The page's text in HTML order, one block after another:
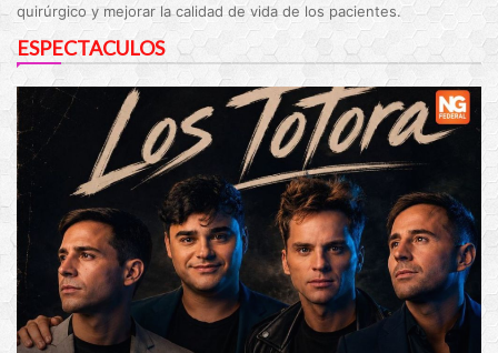
quirúrgico y mejorar la calidad de vida de los pacientes.
ESPECTACULOS